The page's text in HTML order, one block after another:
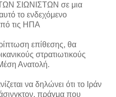
ΣΙΩΝΙΣΤΩΝ σε μια
το ενδεχόμενο
τις ΗΠΑ
επίθεσης, θα
στρατιωτικούς
Ανατολή.
να δηλώνει ότι το Ιράν
πράγμα που